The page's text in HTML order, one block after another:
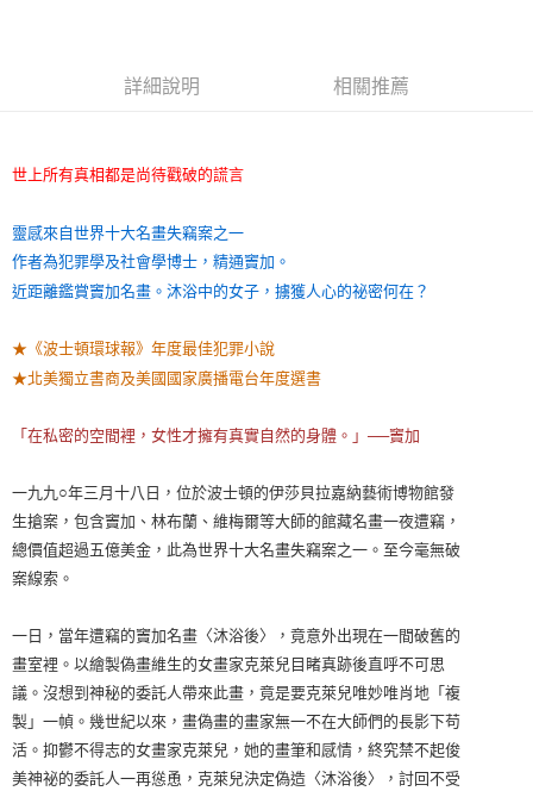
詳細說明 相關推薦
世上所有真相都是尚待戳破的謊言
靈感來自世界十大名畫失竊案之一
作者為犯罪學及社會學博士，精通竇加。
近距離鑑賞竇加名畫。沐浴中的女子，擄獲人心的祕密何在？
★《波士頓環球報》年度最佳犯罪小說
★北美獨立書商及美國國家廣播電台年度選書
「在私密的空間裡，女性才擁有真實自然的身體。」──竇加
一九九○年三月十八日，位於波士頓的伊莎貝拉嘉納藝術博物館發
生搶案，包含竇加、林布蘭、維梅爾等大師的館藏名畫一夜遭竊，
總價值超過五億美金，此為世界十大名畫失竊案之一。至今毫無破
案線索。
一日，當年遭竊的竇加名畫〈沐浴後〉，竟意外出現在一間破舊的
畫室裡。以繪製偽畫維生的女畫家克萊兒目睹真跡後直呼不可思
議。沒想到神秘的委託人帶來此畫，竟是要克萊兒唯妙唯肖地「複
製」一幀。幾世紀以來，畫偽畫的畫家無一不在大師們的長影下苟
活。抑鬱不得志的女畫家克萊兒，她的畫筆和感情，終究禁不起俊
美神祕的委託人一再慫恿，克萊兒決定偽造〈沐浴後〉，討回不受